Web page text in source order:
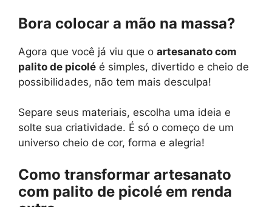
Bora colocar a mão na massa?
Agora que você já viu que o artesanato com
palito de picolé é simples, divertido e cheio de
possibilidades, não tem mais desculpa!
Separe seus materiais, escolha uma ideia e
solte sua criatividade. É só o começo de um
universo cheio de cor, forma e alegria!
Como transformar artesanato
com palito de picolé em renda